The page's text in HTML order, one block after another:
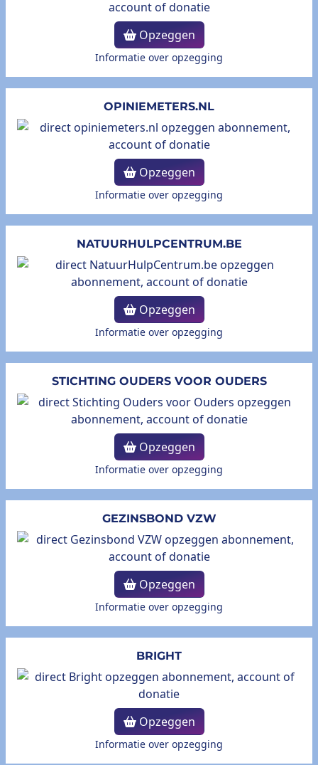
Opzeggen
Informatie over opzegging
OPINIEMETERS.NL
Opzeggen
Informatie over opzegging
NATUURHULPCENTRUM.BE
Opzeggen
Informatie over opzegging
STICHTING OUDERS VOOR OUDERS
Opzeggen
Informatie over opzegging
GEZINSBOND VZW
Opzeggen
Informatie over opzegging
BRIGHT
Opzeggen
Informatie over opzegging